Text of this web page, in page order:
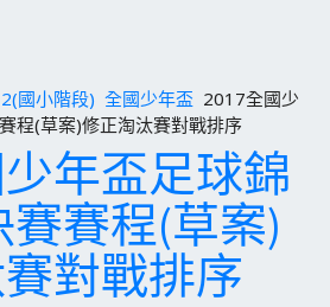
國小階段) 全國少年盃 2017全國少
程(草案)修正淘汰賽對戰排序
年盃足球錦
賽程(草案)
對戰排序